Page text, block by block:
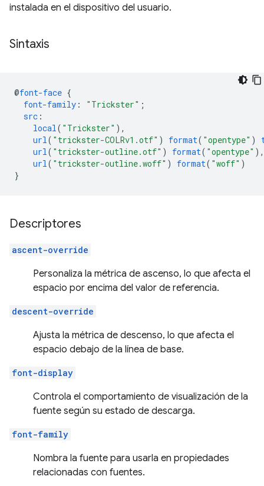
instalada en el dispositivo del usuario.
Sintaxis
@font-face {
font-family : "Trickster" ;
src :
local( "Trickster" ),
url( "trickster-COLRv1.otf" ) format( "opentype" )
url( "trickster-outline.otf" ) format( "opentype" ),
url( "trickster-outline.woff" ) format( "woff" )
}
Descriptores
ascent-override
Personaliza la métrica de ascenso, lo que afecta el
espacio por encima del valor de referencia.
descent-override
Ajusta la métrica de descenso, lo que afecta el
espacio debajo de la línea de base.
font-display
Controla el comportamiento de visualización de la
fuente según su estado de descarga.
font-family
Nombra la fuente para usarla en propiedades
relacionadas con fuentes.